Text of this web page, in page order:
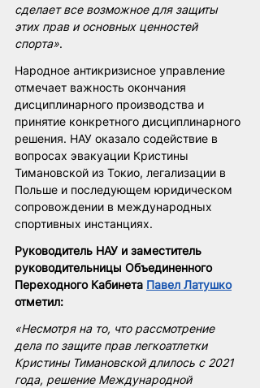
сделает все возможное для защиты
этих прав и основных ценностей
спорта».
Народное антикризисное управление
отмечает важность окончания
дисциплинарного производства и
принятие конкретного дисциплинарного
решения. НАУ оказало содействие в
вопросах эвакуации Кристины
Тимановской из Токио, легализации в
Польше и последующем юридическом
сопровождении в международных
спортивных инстанциях.
Руководитель НАУ и заместитель
руководительницы Объединенного
Переходного Кабинета Павел Латушко
отметил:
«Несмотря на то, что рассмотрение
дела по защите прав легкоатлетки
Кристины Тимановской длилось с 2021
года, решение Международной